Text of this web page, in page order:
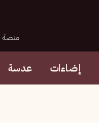
منصة
إضاءات عدسة